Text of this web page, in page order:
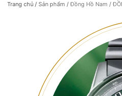
Trang chủ/ Sản phẩm / Đồng Hồ Nam /